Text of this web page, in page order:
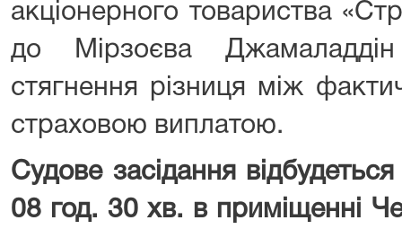
акціонерного товариства
до Мірзоєва
стягнення різниця між
страховою виплатою.
Судове засідання
08 год. 30 хв. в приміщенні